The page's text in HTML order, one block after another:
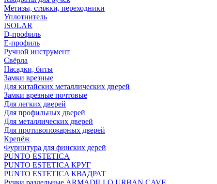
Метизы, стяжки, переходники
Уплотнитель
ISOLAR
D-профиль
Е-профиль
Ручной инструмент
Свёрла
Насадки, биты
Замки врезные
Для китайских металлических дверей
Замки врезные почтовые
Для легких дверей
Для профильных дверей
Для металлических дверей
Для противопожарных дверей
Крепёж
Фурнитура для финских дерей
PUNTO ESTETICA
PUNTO ESTETICA КРУГ
PUNTO ESTETICA КВАДРАТ
Ручки раздельные ARMADILLO URBAN CAVE